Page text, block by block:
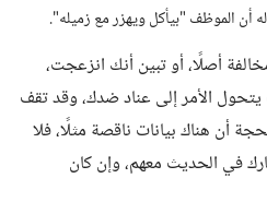
أن الموظف "بيأكل ويهزر مع زميله".
أصلًا، أو تبين أنك انزعجت،
الأمر إلى عناد ضدك، وقد تقف
أن هناك بيانات ناقصة مثلًا، فلا
في الحديث معهم، وإن كان